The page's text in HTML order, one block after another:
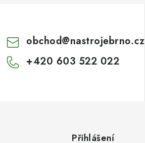
obchod@nastrojebrno.cz
+420 603 522 022
Přihlášení